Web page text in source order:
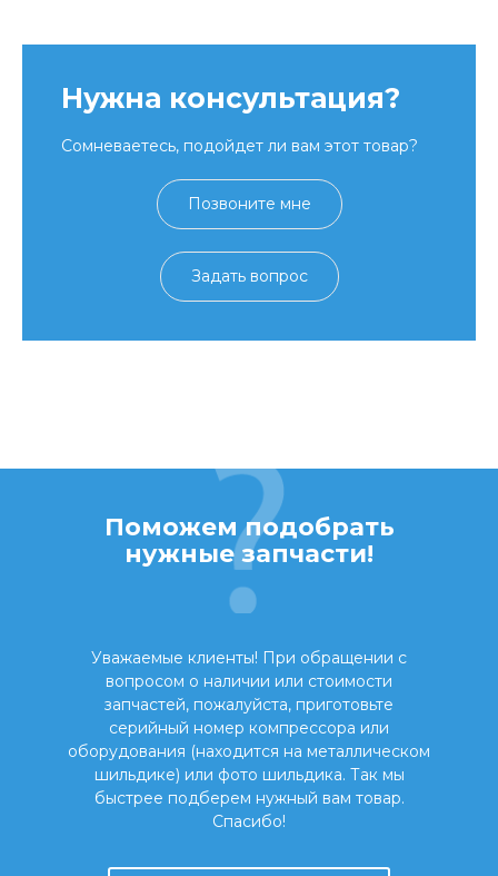
Нужна консультация?
Сомневаетесь, подойдет ли вам этот товар?
Позвоните мне
Задать вопрос
Поможем подобрать
нужные запчасти!
Уважаемые клиенты! При обращении с
вопросом о наличии или стоимости
запчастей, пожалуйста, приготовьте
серийный номер компрессора или
оборудования (находится на металлическом
шильдике) или фото шильдика. Так мы
быстрее подберем нужный вам товар.
Спасибо!